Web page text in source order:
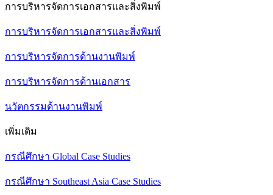
การบริหารจัดการเอกสารและสิ่งพิมพ์
การบริหารจัดการเอกสารและสิ่งพิมพ์
การบริหารจัดการด้านงานพิมพ์
การบริหารจัดการด้านเอกสาร
นวัตกรรมด้านงานพิมพ์
เพิ่มเติม
กรณีศึกษา Global Case Studies
กรณีศึกษา Southeast Asia Case Studies